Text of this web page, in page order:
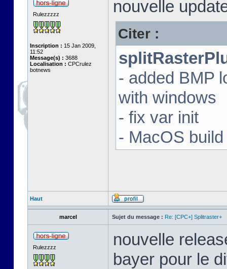
Rulezzzzz
Inscription : 15 Jan 2009,
11:52
Message(s) : 3688
Localisation : CPCrulez
botnews
nouvelle
Citer :
- added BMP
with windows
- fix var init
- MacOS
Haut
marcel Sujet du message : Re: [CPC+] Splitraster+
Rulezzzz
nouvelle
bayer pour le